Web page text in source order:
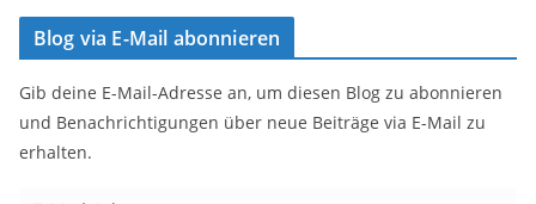
Blog via E-Mail abonnieren
Gib deine E-Mail-Adresse an, um diesen Blog zu abonnieren
und Benachrichtigungen über neue Beiträge via E-Mail zu
erhalten.